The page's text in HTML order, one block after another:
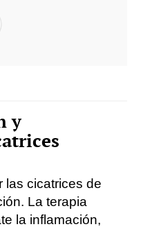
y
las cicatrices de
La terapia
la inflamación,